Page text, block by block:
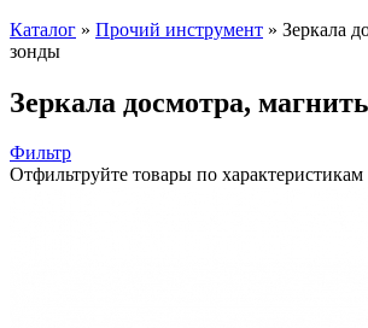
Каталог » Прочий инструмент » Зеркала
зонды
Зеркала досмотра,
Фильтр
Отфильтруйте товары по характеристикам